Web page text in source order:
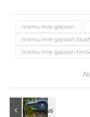
menu mie gacoan
menu mie gacoan
menu mie gacoan